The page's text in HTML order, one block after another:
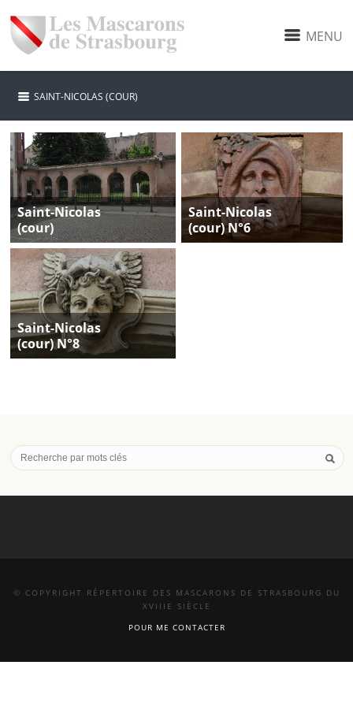
MENU
SAINT-NICOLAS (COUR)
Saint-Nicolas
(cour)
Saint-Nicolas
(cour) N°6
Saint-Nicolas
(cour) N°8
© COPYRIGHT RÉPERTOIRE DES MASCARONS DE STRASBOURG DU
XVIIIE SIÈCLE
POUR ME CONTACTER